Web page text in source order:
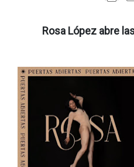
Rosa López abre